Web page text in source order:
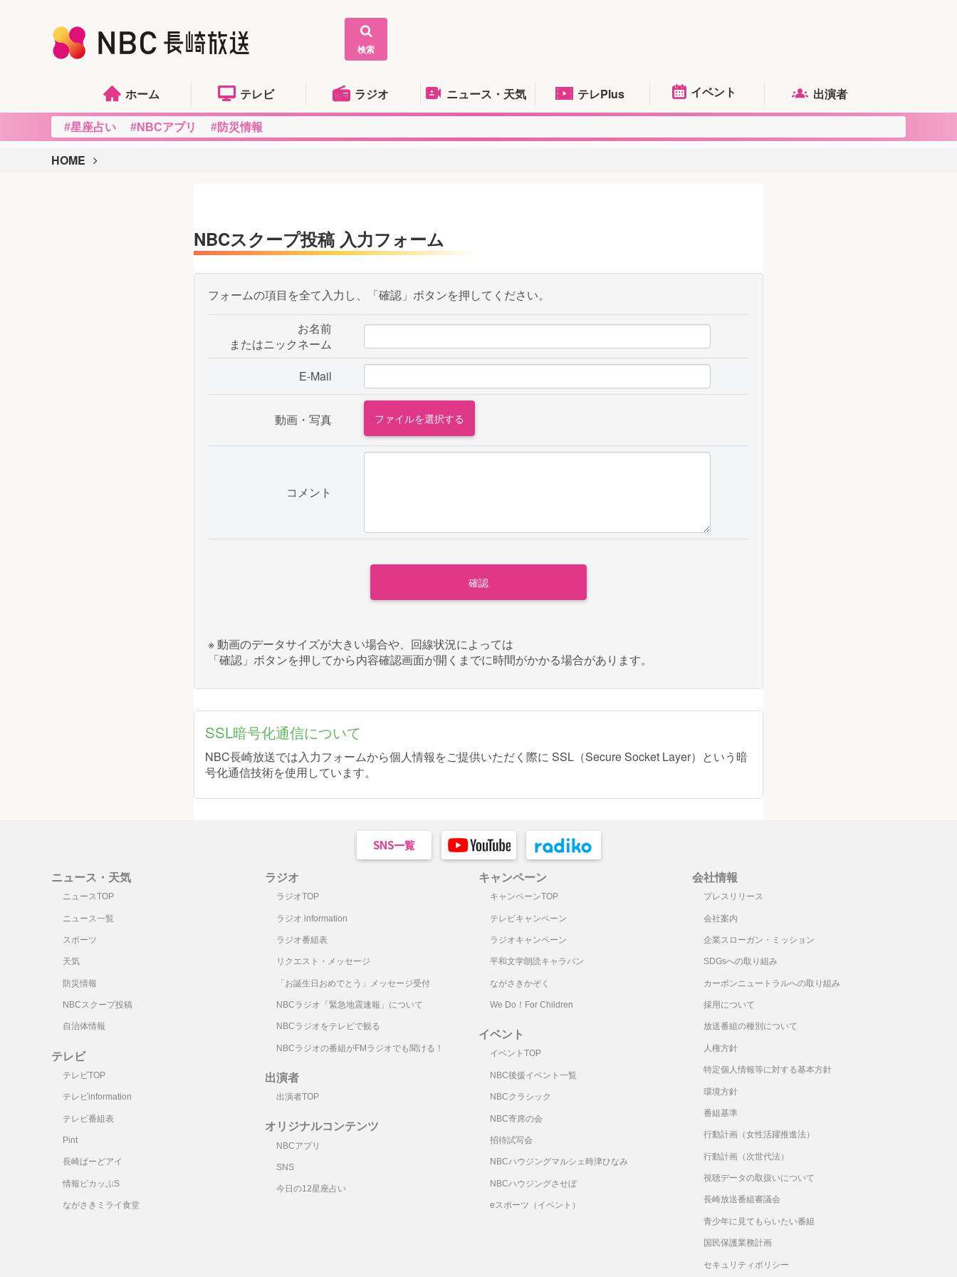
検索
ホーム テレビ ラジオ ニュース・天気 テレPlus イベント 出演者
#星座占い #NBCアプリ #防災情報
HOME
NBCスクープ投稿 入力フォーム
フォームの項目を全て入力し、「確認」ボタンを押してください。
お名前
またはニックネーム
E-Mail
動画・写真 ファイルを選択する
コメント
※ 動画のデータサイズが大きい場合や、回線状況によっては
「確認」ボタンを押してから内容確認画面が開くまでに時間がかかる場合があります。
SSL暗号化通信について
NBC長崎放送では入力フォームから個人情報をご提供いただく際に SSL（Secure Socket Layer）という暗
号化通信技術を使用しています。
ニュース・天気
ニュースTOP
ニュース一覧
スポーツ
天気
防災情報
NBCスクープ投稿
自治体情報
テレビ
テレビTOP
テレビinformation
テレビ番組表
Pint
長崎ばーどアイ
情報ピカッぷS
ながさきミライ食堂
ラジオ
ラジオTOP
ラジオ information
ラジオ番組表
リクエスト・メッセージ
「お誕生日おめでとう」メッセージ受付
NBCラジオ「緊急地震速報」について
NBCラジオをテレビで観る
NBCラジオの番組がFMラジオでも聞ける！
出演者
出演者TOP
オリジナルコンテンツ
NBCアプリ
SNS
今日の12星座占い
キャンペーン
キャンペーンTOP
テレビキャンペーン
ラジオキャンペーン
平和文学朗読キャラバン
ながさきかぞく
We Do！For Children
イベント
イベントTOP
NBC後援イベント一覧
NBCクラシック
NBC寄席の会
招待試写会
NBCハウジングマルシェ時津ひなみ
NBCハウジングさせぼ
eスポーツ（イベント）
会社情報
プレスリリース
会社案内
企業スローガン・ミッション
SDGsへの取り組み
カーボンニュートラルへの取り組み
採用について
放送番組の種別について
人権方針
特定個人情報等に対する基本方針
環境方針
番組基準
行動計画（女性活躍推進法）
行動計画（次世代法）
視聴データの取扱いについて
長崎放送番組審議会
青少年に見てもらいたい番組
国民保護業務計画
セキュリティポリシー